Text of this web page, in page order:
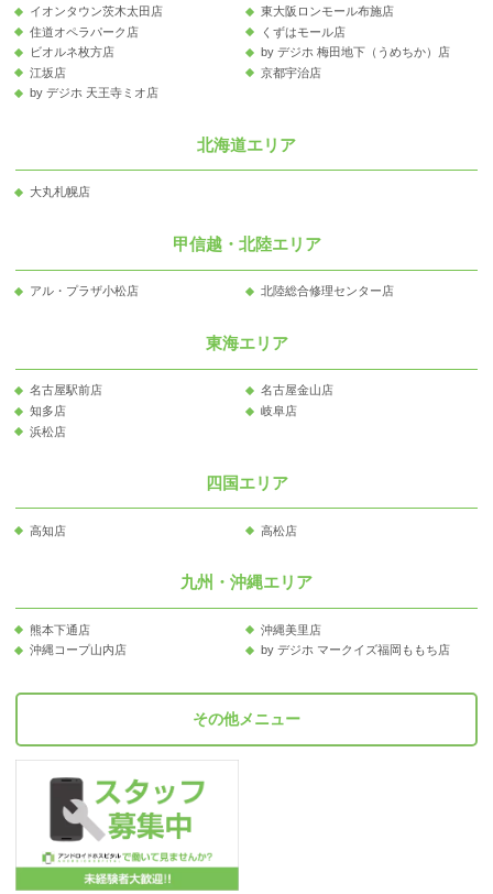
イオンタウン茨木太田店
東大阪ロンモール布施店
住道オペラパーク店
くずはモール店
ビオルネ枚方店
by デジホ 梅田地下（うめちか）店
江坂店
京都宇治店
by デジホ 天王寺ミオ店
北海道エリア
大丸札幌店
甲信越・北陸エリア
アル・プラザ小松店 北陸総合修理センター店
東海エリア
名古屋駅前店
名古屋金山店
知多店
岐阜店
浜松店
四国エリア
高知店 高松店
九州・沖縄エリア
熊本下通店
沖縄美里店
沖縄コープ山内店
by デジホ マークイズ福岡ももち店
その他メニュー